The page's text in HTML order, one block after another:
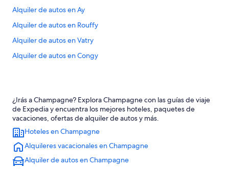
Alquiler de autos en Ay
Alquiler de autos en Rouffy
Alquiler de autos en Vatry
Alquiler de autos en Congy
¿Irás a Champagne? Explora Champagne con las guías de viaje
de Expedia y encuentra los mejores hoteles, paquetes de
vacaciones, ofertas de alquiler de autos y más.
Hoteles en Champagne
Alquileres vacacionales en Champagne
Alquiler de autos en Champagne